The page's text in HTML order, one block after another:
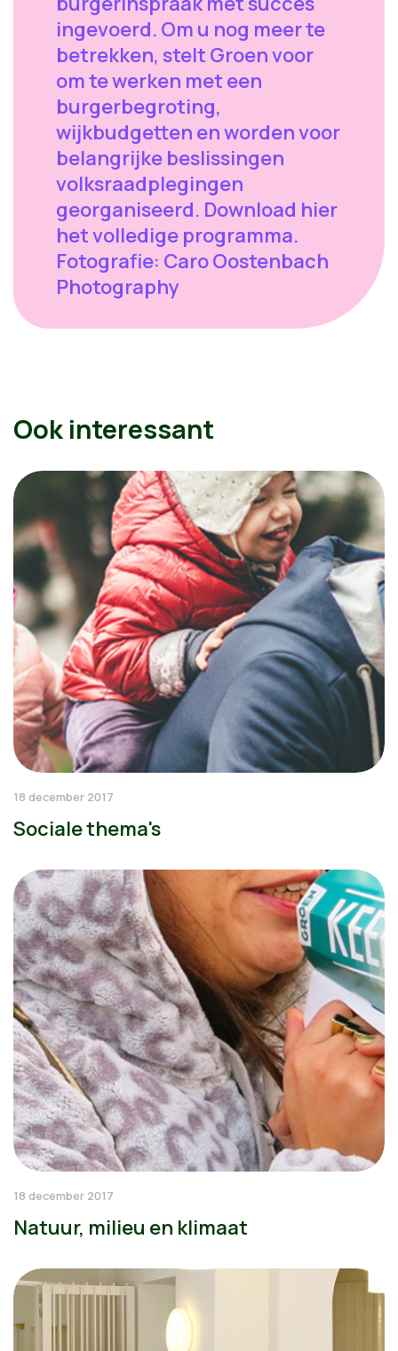
ingevoerd. Om u nog meer te
betrekken, stelt Groen voor
om te werken met een
burgerbegroting,
wijkbudgetten en worden voor
belangrijke beslissingen
volksraadplegingen
georganiseerd. Download hier
het volledige programma.
Fotografie: Caro Oostenbach
Photography
Ook interessant
18 december 2017
Sociale thema's
18 december 2017
Natuur, milieu en klimaat